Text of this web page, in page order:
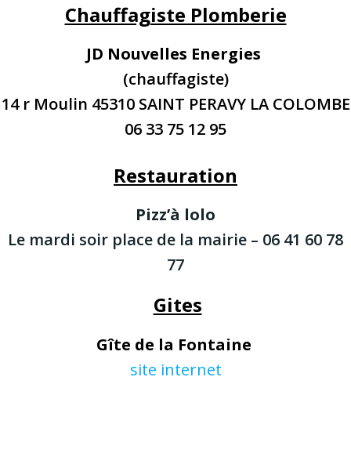
Chauffagiste Plomberie
JD Nouvelles Energies
(chauffagiste)
14 r Moulin 45310 SAINT PERAVY LA COLOMBE
06 33 75 12 95
Restauration
Pizz’à lolo
Le mardi soir place de la mairie – 06 41 60 78
77
Gites
Gîte de la Fontaine
site internet